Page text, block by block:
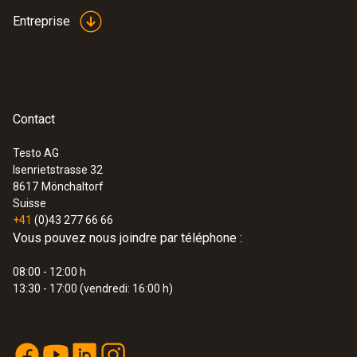
Couleur du produit
346 g
LL - Analyseur de combustion
Entreprise
Contact
Testo AG
Isenrietstrasse 32
8617 Mönchaltorf
Suisse
+41 (0)43 277 66 66
Vous pouvez nous joindre par téléphone :
08:00 - 12:00 h
13:30 - 17:00 (vendredi: 16:00 h)